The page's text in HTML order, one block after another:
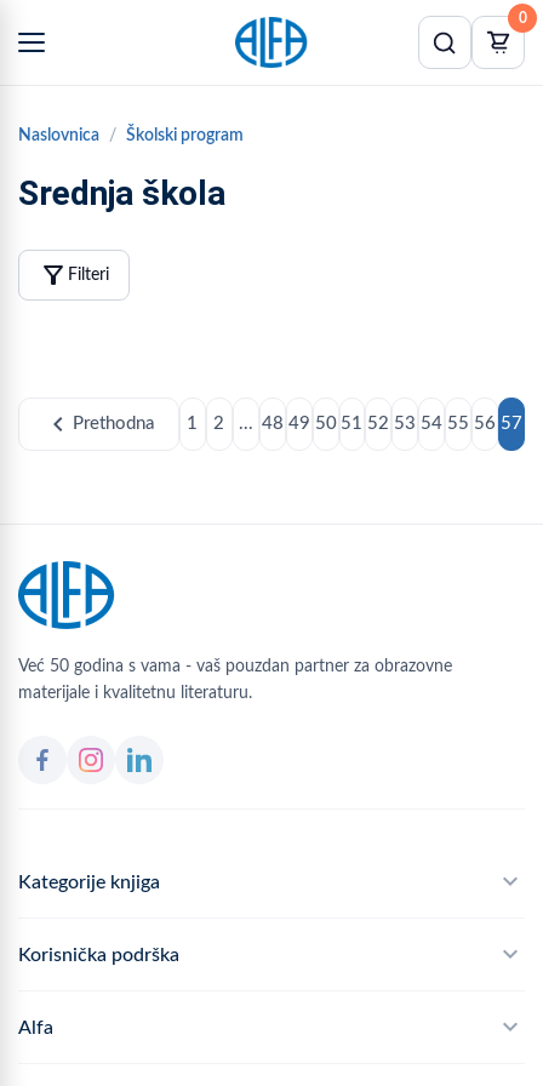
0
Naslovnica Školski program
Srednja škola
filter_alt Filteri
chevron_left Prethodna 1 2 ... 48 49 50 51 52 53 54 55 56 57
Već 50 godina s vama - vaš pouzdan partner za obrazovne
materijale i kvalitetnu literaturu.
Kategorije knjiga
Školski program
Korisnička podrška
Često postavljana pitanja
Alfa